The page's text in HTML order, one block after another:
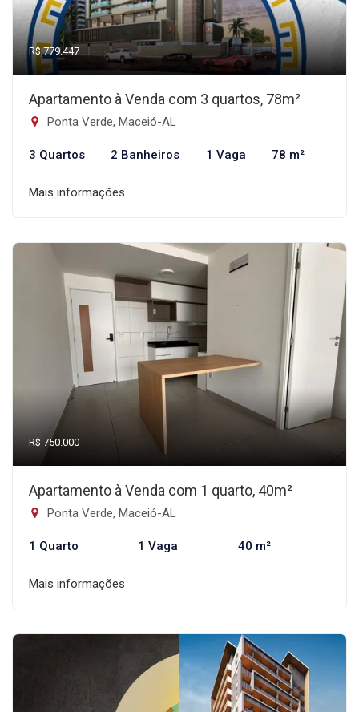
R$ 779.447
Apartamento à Venda com 3 quartos, 78m²
Ponta Verde, Maceió-AL
3 Quartos 2 Banheiros 1 Vaga 78 m²
Mais informações
R$ 750.000
Apartamento à Venda com 1 quarto, 40m²
Ponta Verde, Maceió-AL
1 Quarto 1 Vaga 40 m²
Mais informações